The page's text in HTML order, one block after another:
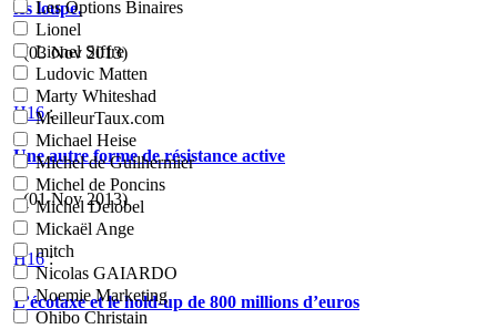
Les Options Binaires
Lionel
Lionel Siffre
Ludovic Matten
Marty Whiteshad
MeilleurTaux.com
Michael Heise
Michel de Guilhermier
Michel de Poncins
Michel Delobel
Mickaël Ange
mitch
Nicolas GAIARDO
Noemie Marketing
Ohibo Christain
les loupe.
- (03 Nov 2013)
H16:
Une autre forme de résistance active
- (01 Nov 2013)
H16:
L’écotaxe et le hold-up de 800 millions d’euros